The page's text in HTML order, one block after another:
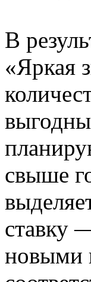
В
«Яркая
свыше
ставку
новыми